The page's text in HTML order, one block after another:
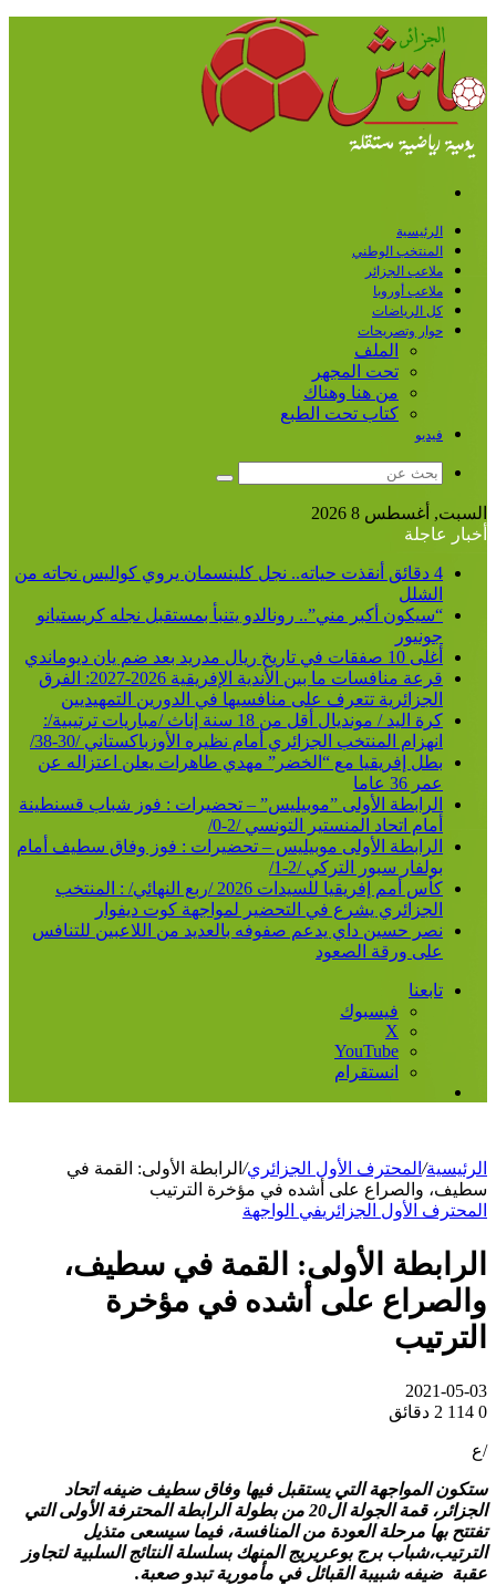
الرئيسية
المنتخب الوطني
ملاعب الجزائر
ملاعب أوروبا
كل الرياضات
حوار وتصريحات
الملف
تحت المجهر
من هنا وهناك
كتاب تحت الطبع
فيديو
بحث
السبت, أغسطس 8 2026
أخبار عاجلة
4 دقائق أنقذت حياته.. نجل كلينسمان يروي كواليس نجاته من
الشلل
“سيكون أكبر مني”.. رونالدو يتنبأ بمستقبل نجله كريستيانو
جونيور
أغلى 10 صفقات في تاريخ ريال مدريد بعد ضم يان ديوماندي
قرعة منافسات ما بين الأندية الإفريقية 2026-2027: الفرق
الجزائرية تتعرف على منافسيها في الدورين التمهيديين
كرة اليد / مونديال أقل من 18 سنة إناث /مباريات ترتيبية/:
انهزام المنتخب الجزائري أمام نظيره الأوزباكستاني /30-38/
بطل إفريقيا مع “الخضر” مهدي طاهرات يعلن اعتزاله عن
عمر 36 عاما
الرابطة الأولى ”موبيليس” – تحضيرات : فوز شباب قسنطينة
أمام اتحاد المنستير التونسي /2-0/
الرابطة الأولى موبيليس – تحضيرات : فوز وفاق سطيف أمام
بولفار سبور التركي /2-1/
كأس أمم إفريقيا للسيدات 2026 /ربع النهائي/ : المنتخب
الجزائري يشرع في التحضير لمواجهة كوت ديفوار
نصر حسين داي يدعم صفوفه بالعديد من اللاعبين للتنافس
على ورقة الصعود
تابعنا
فيسبوك
‫X
‫YouTube
انستقرام
الرئيسية/ المحترف الأول الجزائري/ الرابطة الأولى: القمة في
سطيف، والصراع على أشده في مؤخرة الترتيب
المحترف الأول الجزائريفي الواجهة
الرابطة الأولى: القمة في سطيف،
والصراع على أشده في مؤخرة
الترتيب
2021-05-03
0
2 دقائق
/ع
ستكون المواجهة التي يستقبل فيها وفاق سطيف ضيفه اتحاد
الجزائر، قمة الجولة ال20 من بطولة الرابطة المحترفة الأولى التي
تفتتح بها مرحلة العودة من المنافسة، فيما سيسعى متذيل
الترتيب،شباب برج بوعريريج المنهك بسلسلة النتائج السلبية لتجاوز
عقبة ضيفه شبيبة القبائل في مأمورية تبدو صعبة.